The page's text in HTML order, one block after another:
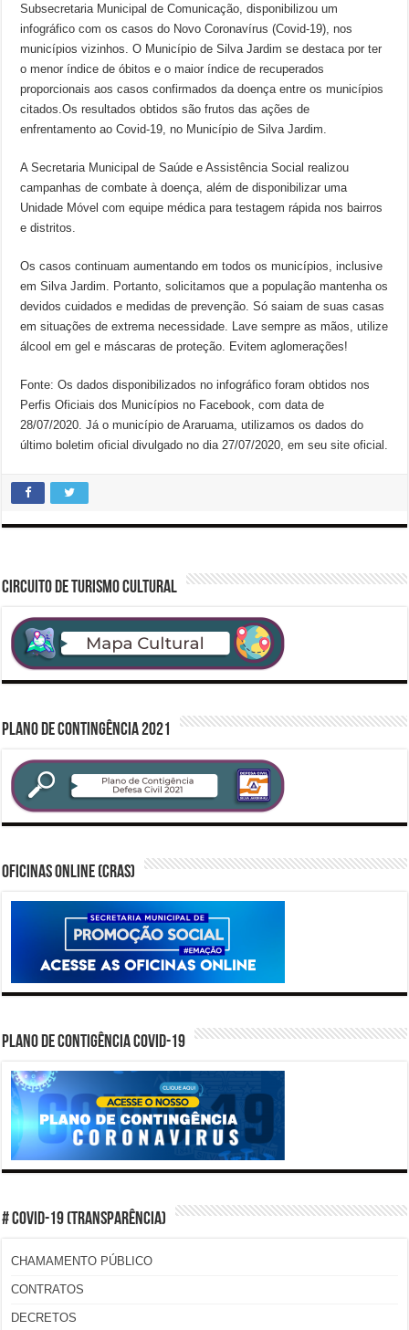
Subsecretaria Municipal de Comunicação, disponibilizou um
infográfico com os casos do Novo Coronavírus (Covid-19), nos
municípios vizinhos. O Município de Silva Jardim se destaca por ter
o menor índice de óbitos e o maior índice de recuperados
proporcionais aos casos confirmados da doença entre os municípios
citados.Os resultados obtidos são frutos das ações de
enfrentamento ao Covid-19, no Município de Silva Jardim.
A Secretaria Municipal de Saúde e Assistência Social realizou
campanhas de combate à doença, além de disponibilizar uma
Unidade Móvel com equipe médica para testagem rápida nos bairros
e distritos.
Os casos continuam aumentando em todos os municípios, inclusive
em Silva Jardim. Portanto, solicitamos que a população mantenha os
devidos cuidados e medidas de prevenção. Só saiam de suas casas
em situações de extrema necessidade. Lave sempre as mãos, utilize
álcool em gel e máscaras de proteção. Evitem aglomerações!
Fonte: Os dados disponibilizados no infográfico foram obtidos nos
Perfis Oficiais dos Municípios no Facebook, com data de
28/07/2020. Já o município de Araruama, utilizamos os dados do
último boletim oficial divulgado no dia 27/07/2020, em seu site oficial.
CIRCUITO DE TURISMO CULTURAL
PLANO DE CONTINGÊNCIA 2021
Oficinas Online (CRAS)
PLANO DE CONTIGÊNCIA COVID-19
# COVID-19 (TRANSPARÊNCIA)
CHAMAMENTO PÚBLICO
CONTRATOS
DECRETOS